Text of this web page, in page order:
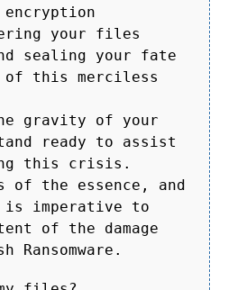
your files
sealing your fate
this merciless
gravity of your
ready to assist
this crisis.
of the essence, and
is imperative to
of the damage